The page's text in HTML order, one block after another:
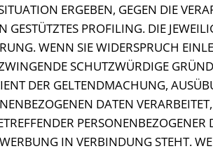
ERGEBEN, GEGEN DIE
GESTÜTZTES PROFILING. DIE
WENN SIE WIDERSPRUCH
SCHUTZWÜRDIGE
DER GELTENDMACHUNG,
DATEN
IN VERBINDUNG STEHT.